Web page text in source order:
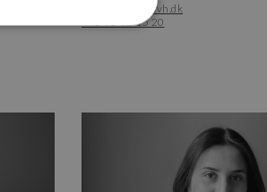
bogholder@arkvh.dk
+45 75 62 15 20